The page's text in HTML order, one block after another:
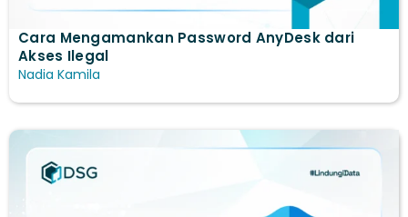
Cara Mengamankan Password AnyDesk dari
Akses Ilegal
Nadia Kamila